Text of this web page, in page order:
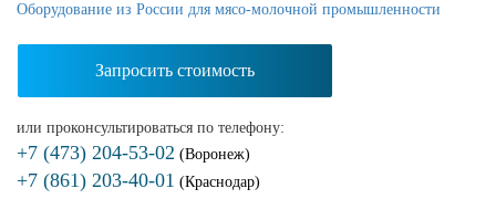
Оборудование из России для мясо-молочной промышленности
Запросить стоимость
или проконсультироваться по телефону:
+7 (473) 204-53-02 (Воронеж)
+7 (861) 203-40-01 (Краснодар)